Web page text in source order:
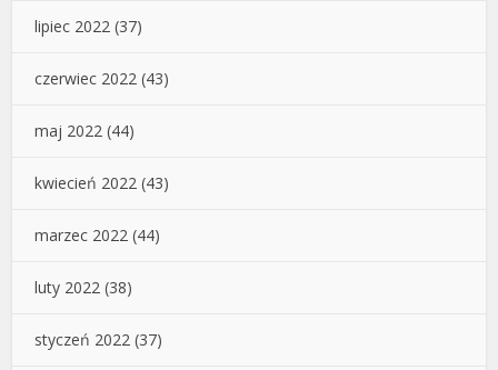
lipiec 2022 (37)
czerwiec 2022 (43)
maj 2022 (44)
kwiecień 2022 (43)
marzec 2022 (44)
luty 2022 (38)
styczeń 2022 (37)